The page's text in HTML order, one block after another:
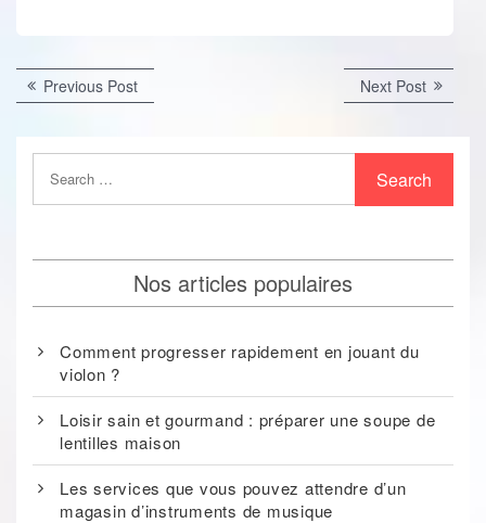
Post
Previous PostPrevious
post:
Next PostNext
post:
Nos articles populaires
Comment progresser rapidement en jouant du
violon ?
Loisir sain et gourmand : préparer une soupe de
lentilles maison
Les services que vous pouvez attendre d’un
magasin d’instruments de musique